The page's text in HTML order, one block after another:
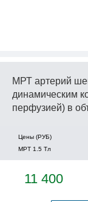
МРТ артерий
динамическим
перфузией) в
Цены (РУБ)
МРТ 1.5 Tл
11 400